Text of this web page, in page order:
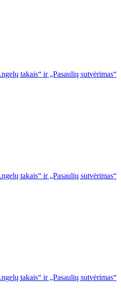
takais“ ir „Pasaulių sutvėrimas“
takais“ ir „Pasaulių sutvėrimas“
takais“ ir „Pasaulių sutvėrimas“